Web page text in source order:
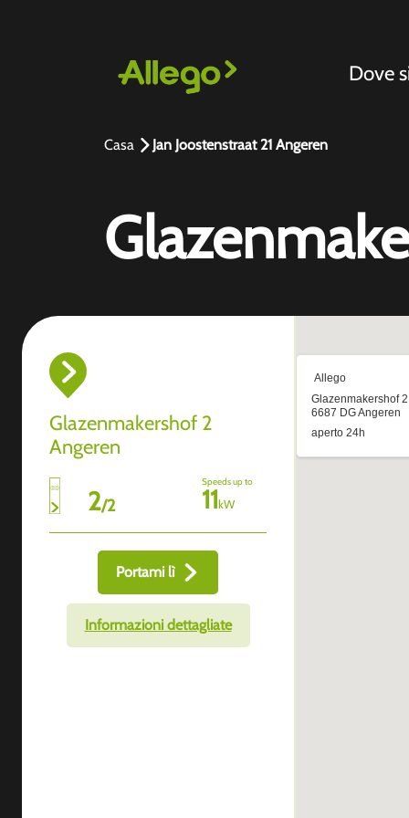
Dove
Casa Jan Joostenstraat 21 Angeren
Glazenmakershof 2
Angeren
2/2
Speeds up to
11kW
Portami lì
Informazioni dettagliate